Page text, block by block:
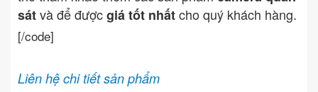
sátvà để đượcgiá tốt nhấtcho quý khách hàng.
[/code]
Liên hệ chi tiết sản phẩm